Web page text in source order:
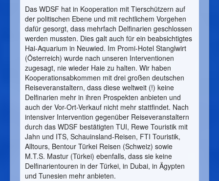
Das WDSF hat in Kooperation mit Tierschützern auf
der politischen Ebene und mit rechtlichem Vorgehen
dafür gesorgt, dass mehrfach Delfinarien geschlossen
werden mussten. Dies galt auch für ein beabsichtigtes
Hai-Aquarium in Neuwied. Im Promi-Hotel Stanglwirt
(Österreich) wurde nach unseren Interventionen
zugesagt, nie wieder Haie zu halten. Wir haben
Kooperationsabkommen mit drei großen deutschen
Reiseveranstaltern, dass diese weltweit (!) keine
Delfinarien mehr in ihren Prospekten anbieten und
auch der Vor-Ort-Verkauf nicht mehr stattfindet. Nach
intensiver Intervention gegenüber Reiseveranstaltern
durch das WDSF bestätigten TUI, Rewe Touristik mit
Jahn und ITS, Schauinsland-Reisen, FTI Touristik,
Alltours, Bentour Türkei Reisen (Schweiz) sowie
M.T.S. Mastur (Türkei) ebenfalls, dass sie keine
Delfinarientouren in der Türkei, in Dubai, in Ägypten
und Tunesien mehr anbieten.